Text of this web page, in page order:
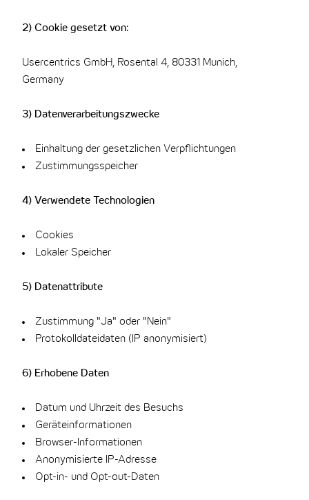
2) Cookie gesetzt von:
Usercentrics GmbH, Rosental 4, 80331 Munich,
Germany
3) Datenverarbeitungszwecke
Einhaltung der gesetzlichen Verpflichtungen
Zustimmungsspeicher
4) Verwendete Technologien
Cookies
Lokaler Speicher
5) Datenattribute
Zustimmung "Ja" oder "Nein"
Protokolldateidaten (IP anonymisiert)
6) Erhobene Daten
Datum und Uhrzeit des Besuchs
Geräteinformationen
Browser-Informationen
Anonymisierte IP-Adresse
Opt-in- und Opt-out-Daten